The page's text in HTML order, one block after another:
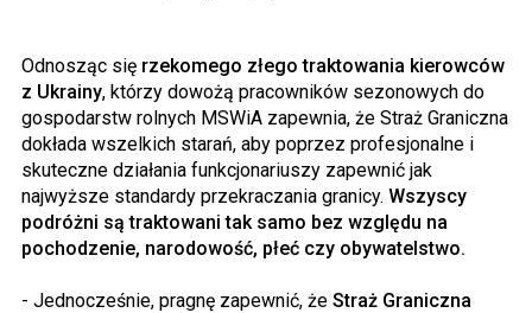
Odnosząc się rzekomego złego traktowania kierowców
z Ukrainy, którzy dowożą pracowników sezonowych do
gospodarstw rolnych MSWiA zapewnia, że Straż Graniczna
dokłada wszelkich starań, aby poprzez profesjonalne i
skuteczne działania funkcjonariuszy zapewnić jak
najwyższe standardy przekraczania granicy. Wszyscy
podróżni są traktowani tak samo bez względu na
pochodzenie, narodowość, płeć czy obywatelstwo.
- Jednocześnie, pragnę zapewnić, że Straż Graniczna